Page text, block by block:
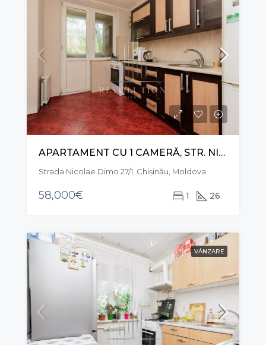
APARTAMENT CU 1 CAMERĂ, STR. NICOLAE DIMO, RÂȘCANI
Strada Nicolae Dimo 27/1, Chișinău, Moldova
58,000€ 1 26
VÂNZARE